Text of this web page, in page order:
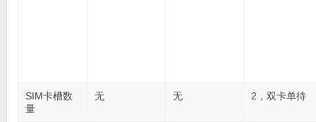
SIM卡槽数
量
无 无 2，双卡单待